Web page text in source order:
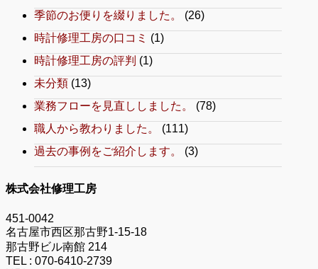
季節のお便りを綴りました。
(26)
時計修理工房の口コミ (1)
時計修理工房の評判 (1)
未分類 (13)
業務フローを見直ししました。
(78)
職人から教わりました。
(111)
過去の事例をご紹介します。
(3)
株式会社修理工房
451-0042
名古屋市西区那古野1-15-18
那古野ビル南館 214
TEL : 070-6410-2739